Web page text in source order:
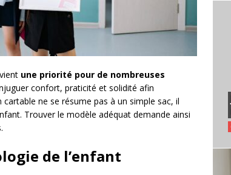
une priorité pour de nombreuses
confort, praticité et solidité afin
cartable ne se résume pas à un simple sac, il
Trouver le modèle adéquat demande ainsi
de l’enfant